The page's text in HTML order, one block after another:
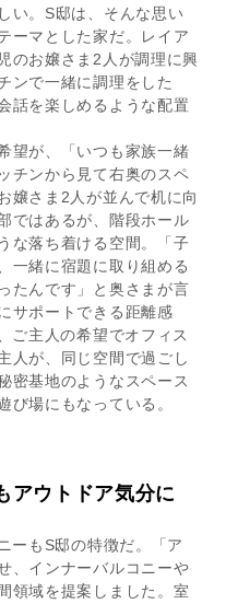
い。S邸は、そんな思い
ーマとした家だ。レイア
のお嬢さま2人が調理に興
ンで一緒に調理をした
話を楽しめるような配置
望が、「いつも家族一緒
チンから見て右奥のスペ
嬢さま2人が並んで机に向
ではあるが、階段ホール
な落ち着ける空間。「子
一緒に宿題に取り組める
たんです」と奥さまが言
サポートできる距離感
ご主人の希望でオフィス
人が、同じ空間で過ごし
密基地のようなスペース
び場にもなっている。
アウトドア気分に
ーもS邸の特徴だ。「ア
、インナーバルコニーや
領域を提案しました。室